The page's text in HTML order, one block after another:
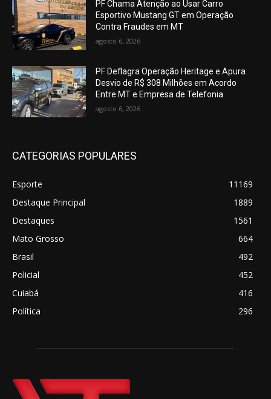
PF Chama Atenção ao Usar Carro
Esportivo Mustang GT em Operação
Contra Fraudes em MT
agosto 6, 2026
PF Deflagra Operação Heritage e Apura
Desvio de R$ 308 Milhões em Acordo
Entre MT e Empresa de Telefonia
agosto 6, 2026
CATEGORIAS POPULARES
Esporte
11169
Destaque Principal
1889
Destaques
1561
Mato Grosso
664
Brasil
492
Policial
452
Cuiabá
416
Política
296